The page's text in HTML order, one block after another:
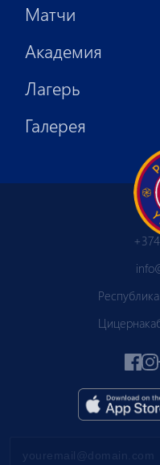
Матчи
Академия
Лагерь
Галерея